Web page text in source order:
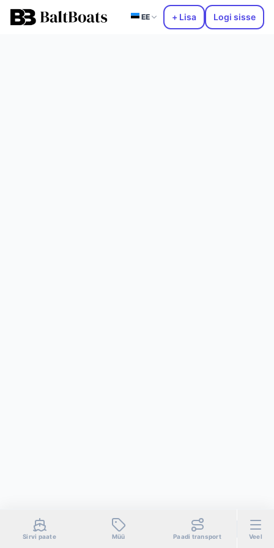
EE + Lisa Logi sisse
Sirvi paate Müü Paadi transport Veel